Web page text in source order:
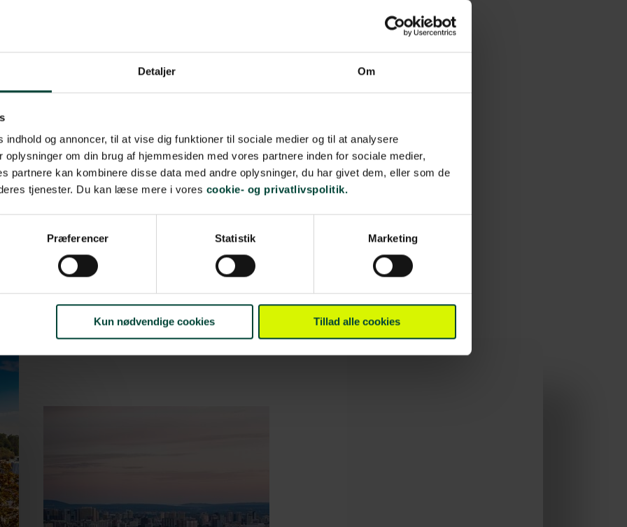
Detaljer Om
indhold og annoncer, til at vise dig funktioner til sociale medier og til at analysere
oplysninger om din brug af hjemmesiden med vores partnere inden for sociale medier,
partnere kan kombinere disse data med andre oplysninger, du har givet dem, eller som de
tjenester. Du kan læse mere i vores cookie- og privatlivspolitik.
Præferencer Statistik Marketing
Kun nødvendige cookies Tillad alle cookies
med
af
fra det
til at nyde
gastronomi